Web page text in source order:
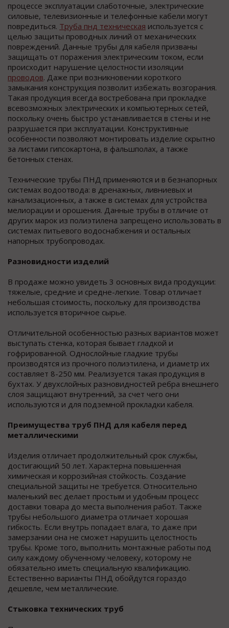
процессе эксплуатации слаботочные, электрические
силовые, телевизионные и телефонные кабели могут
повредиться. Труба пнд техническая используется с
целью защиты проводных линий от механических
повреждений. Данные трубы для кабеля призваны
защищать от поражения электрическим током, если
происходит нарушение целостности изоляции
проводов. Даже при возникновении короткого
замыкания конструкция позволит избежать возгорания.
Такая продукция всегда востребована при прокладке
всевозможных электрических и компьютерных сетей,
поскольку очень быстро устанавливается в стены и не
разрушается при эксплуатации. Конструктивные
особенности позволяют монтировать изделие скрытно
за листами гипсокартона, в фальшполах, а также
бетонных стенах.
Технические трубы ПНД применяются и в безнапорных
системах водоотвода: в дренажных, ливниевых и
канализационных, а также в системах для устройства
мелиорации и орошения. Данные трубы в отличие от
других марок из полиэтилена запрещено использовать в
системах питьевого водоснабжения и остальных
напорных трубопроводах.
Разновидности изделий
В продаже можно увидеть 3 основных вида продукции:
тяжелые, средние и средне-легкие. Товар отличает
небольшая стоимость, поскольку для производства
используется вторичное сырье.
Отличительной особенностью разных вариантов может
выступать стенка, которая бывает гладкой и
гофрированной. Однослойные гладкие трубы
производятся из прочного полиэтилена, и диаметр их
составляет 8-250 мм. Реализуется такая продукция в
бухтах. У двухслойных разновидностей ребра внешнего
слоя защищают внутренний, за счет чего они
используются и для подземной прокладки кабеля.
Преимущества труб ПНД для кабеля перед
металлическими
Изделия отличает продолжительный срок службы,
достигающий 50 лет. Характерна повышенная
химическая и коррозийная стойкость. Создание
специальной защиты не требуется. Относительно
маленький вес делает простым и удобным процесс
доставки товара до места выполнения работ. Также
трубы небольшого диаметра отличает хорошая
гибкость. Если внутрь попадает влага, то даже при
замерзании она не сможет нарушить целостность
трубы. Кроме того, выполнить монтажные работы под
силу каждому обученному человеку, которому не
обязательно иметь специальную квалификацию.
Естественно варианты ПНД обойдутся гораздо
дешевле, чем металлические.
Стыковка технических труб